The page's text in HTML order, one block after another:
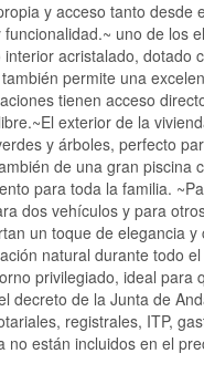
y acceso tanto desde
uno de los
acristalado, dotado
permite una
tienen acceso
exterior de la
y árboles, perfecto
de una gran piscina
para toda la familia.
dos vehículos y para
un toque de elegancia
natural durante todo
privilegiado, ideal para
decreto de la Junta de
registrales, ITP,
están incluidos en el